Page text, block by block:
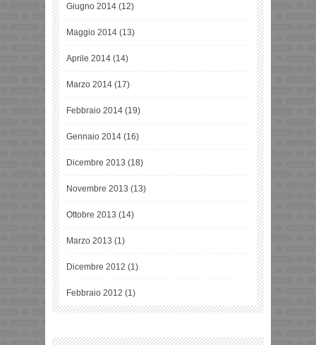
Giugno 2014 (12)
Maggio 2014 (13)
Aprile 2014 (14)
Marzo 2014 (17)
Febbraio 2014 (19)
Gennaio 2014 (16)
Dicembre 2013 (18)
Novembre 2013 (13)
Ottobre 2013 (14)
Marzo 2013 (1)
Dicembre 2012 (1)
Febbraio 2012 (1)